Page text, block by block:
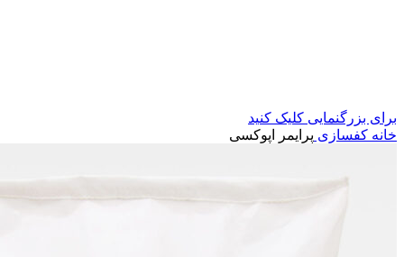
برای بزرگنمایی کلیک کنید
خانه کفسازی پرایمر اپوکسی